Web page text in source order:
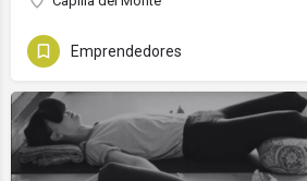
Emprendedores